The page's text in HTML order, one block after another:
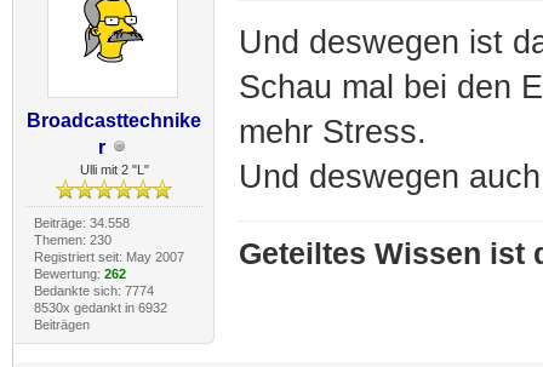
Broadcasttechnike
r
Ulli mit 2 "L"
Beiträge: 34.558
Themen: 230
Registriert seit: May 2007
Bewertung: 262
Bedankte sich: 7774
8530x gedankt in 6932
Beiträgen
Und deswegen ist
Schau mal bei den
mehr Stress.
Und deswegen
Geteiltes Wissen ist